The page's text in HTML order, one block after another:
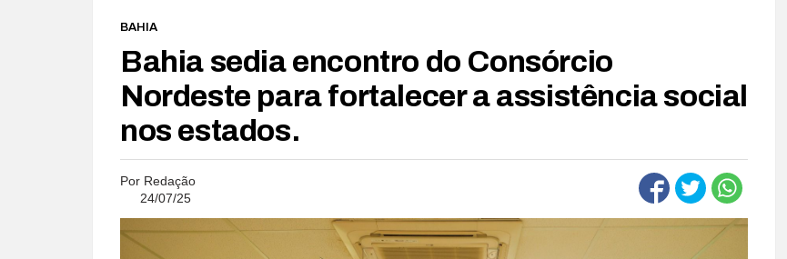
BAHIA
Bahia sedia encontro do Consórcio
Nordeste para fortalecer a assistência social
nos estados.
Por Redação
24/07/25